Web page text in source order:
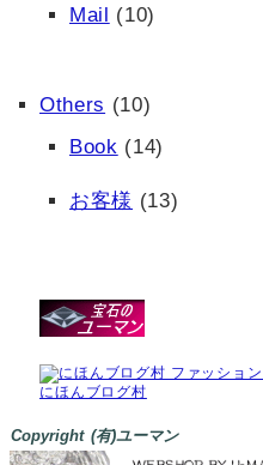
Mail (10)
Others (10)
Book (14)
お客様 (13)
にほんブログ村
Copyright (有)ユーマン